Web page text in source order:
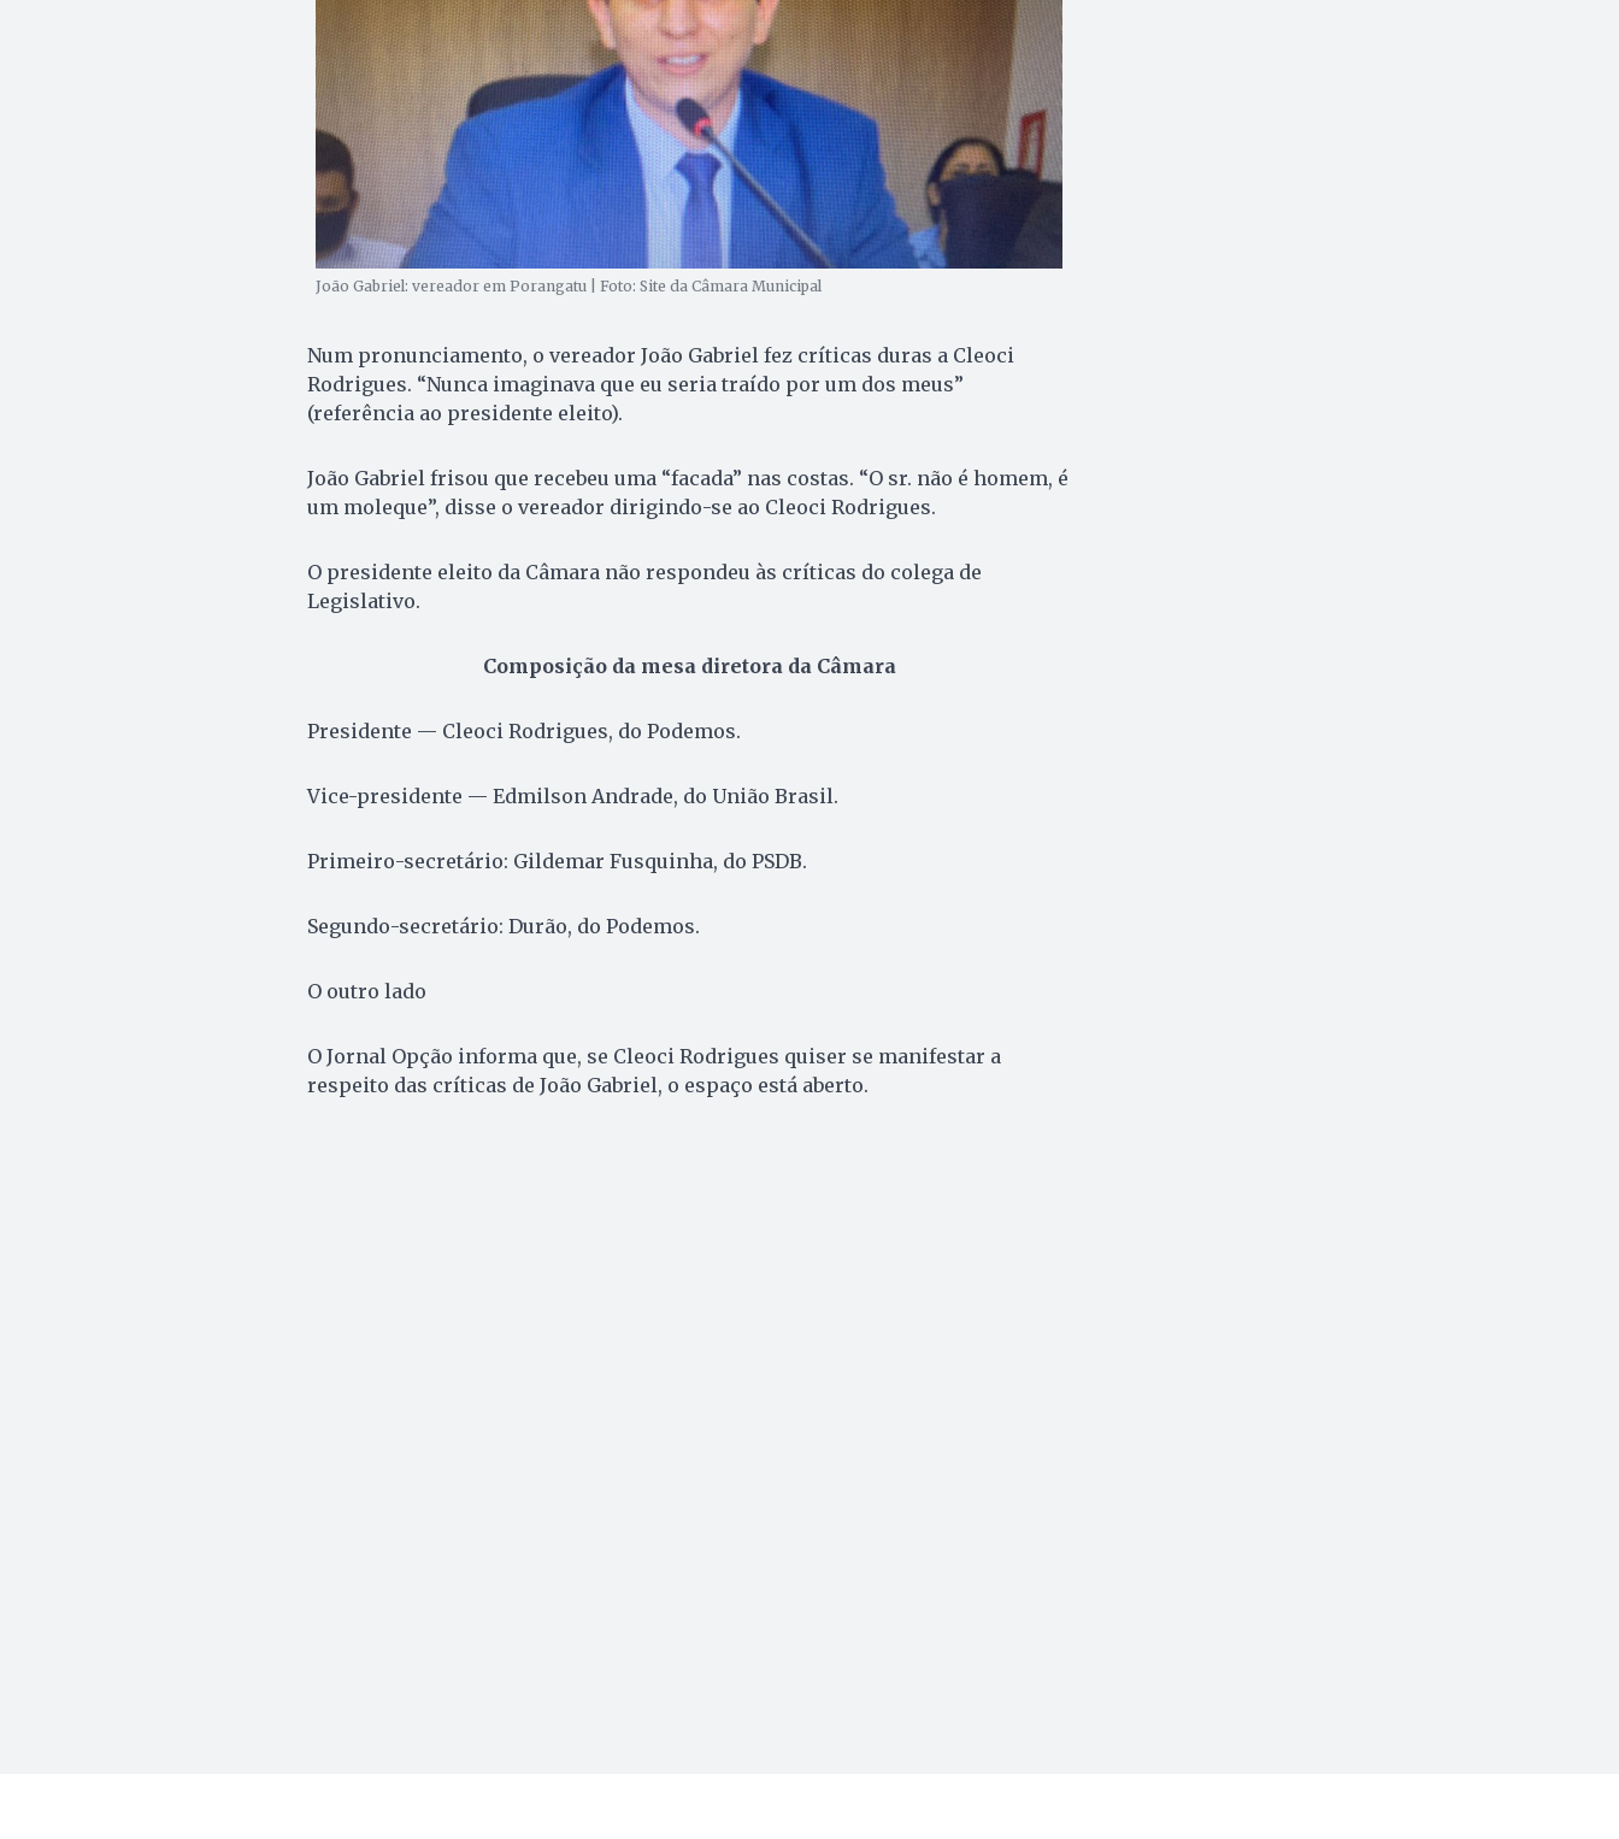
João Gabriel: vereador em Porangatu | Foto: Site da Câmara Municipal
Num pronunciamento, o vereador João Gabriel fez críticas duras a Cleoci
Rodrigues. “Nunca imaginava que eu seria traído por um dos meus”
(referência ao presidente eleito).
João Gabriel frisou que recebeu uma “facada” nas costas. “O sr. não é homem, é
um moleque”, disse o vereador dirigindo-se ao Cleoci Rodrigues.
O presidente eleito da Câmara não respondeu às críticas do colega de
Legislativo.
Composição da mesa diretora da Câmara
Presidente — Cleoci Rodrigues, do Podemos.
Vice-presidente — Edmilson Andrade, do União Brasil.
Primeiro-secretário: Gildemar Fusquinha, do PSDB.
Segundo-secretário: Durão, do Podemos.
O outro lado
O Jornal Opção informa que, se Cleoci Rodrigues quiser se manifestar a
respeito das críticas de João Gabriel, o espaço está aberto.